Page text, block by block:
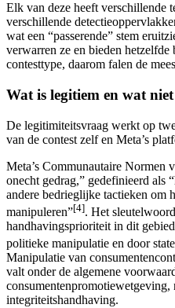
Elk van deze heeft verschillende
verschillende
wat een “passerende” stem
verwarren ze en bieden hetzelfde
contesttype, daarom falen de
Wat is legitiem en wat niet
De legitimiteitsvraag werkt op
van de contest zelf en Meta’s
Meta’s Communautaire Normen
onecht gedrag,” gedefinieerd als
andere bedrieglijke tactieken om
manipuleren”[4]. Het
handhavingsprioriteit in dit
politieke manipulatie en door
Manipulatie van
valt onder de algemene
integriteitshandhaving.